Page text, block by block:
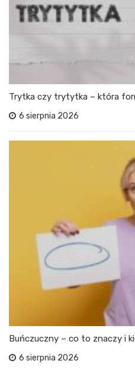
Trytka czy trytytka – która
6 sierpnia 2026
Buńczuczny – co to znaczy i
6 sierpnia 2026